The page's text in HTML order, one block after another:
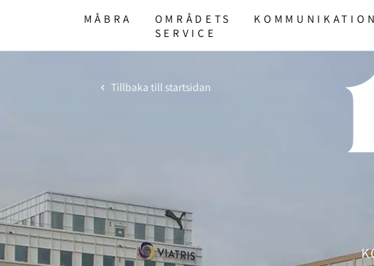
MÅBRA
OMRÅDETS
SERVICE
Tillbaka till startsidan